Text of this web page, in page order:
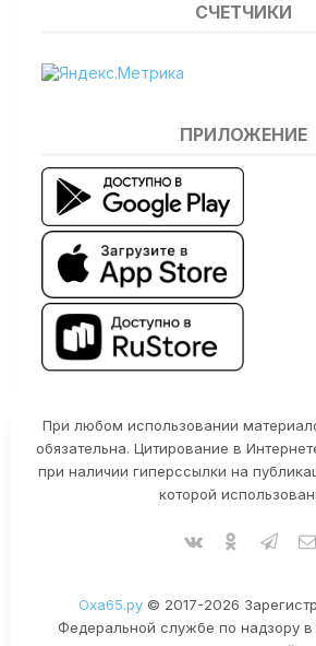
СЧЕТЧИКИ
ПРИЛОЖЕНИЕ
При любом использовании
обязательна. Цитирование в
при наличии гиперссылки на
которой
Оха65.ру© 2017-2026
Федеральной службе по надзору в